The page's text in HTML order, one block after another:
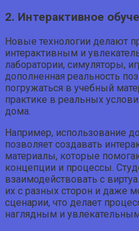
2. Интерактивное
Новые технологии делают
интерактивным и
лаборатории, симуляторы,
дополненная реальность
погружаться в учебный
практике в реальных
дома.
Например, использование
позволяет создавать
материалы, которые
концепции и процессы.
взаимодействовать с
их с разных сторон и даже
сценарии, что делает
наглядным и